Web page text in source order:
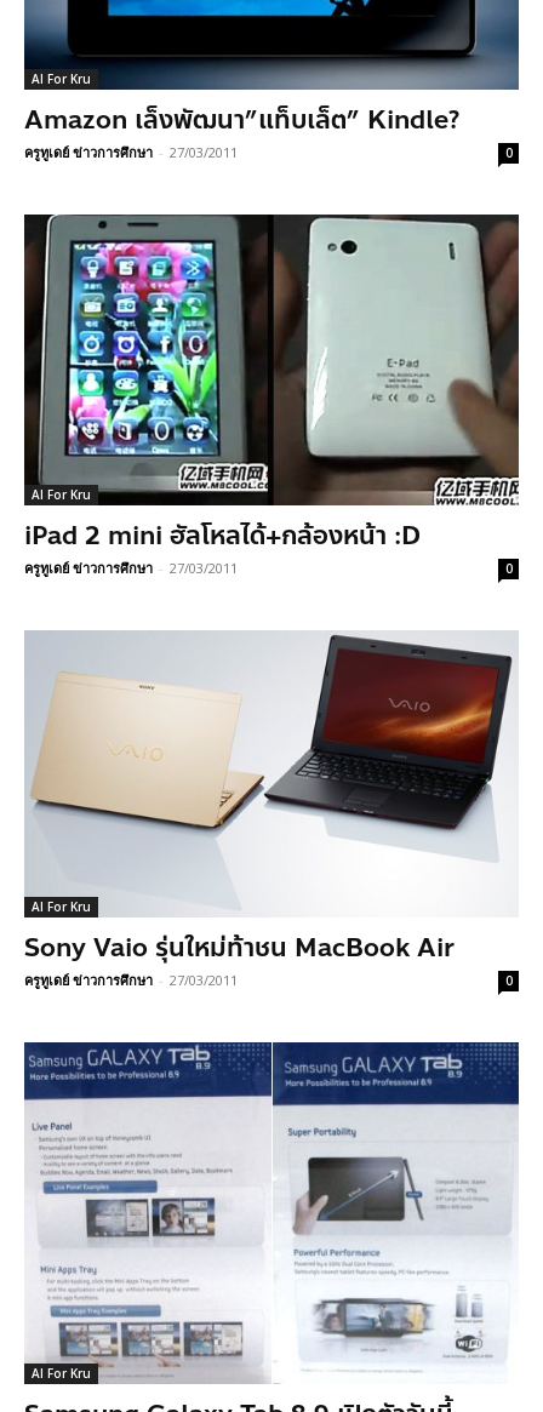
AI For Kru
Amazon เล็งพัฒนา”แท็บเล็ต” Kindle?
ครูทูเดย์ ข่าวการศึกษา - 27/03/2011 0
AI For Kru
iPad 2 mini ฮัลโหลได้+กล้องหน้า :D
ครูทูเดย์ ข่าวการศึกษา - 27/03/2011 0
AI For Kru
Sony Vaio รุ่นใหม่ท้าชน MacBook Air
ครูทูเดย์ ข่าวการศึกษา - 27/03/2011 0
AI For Kru